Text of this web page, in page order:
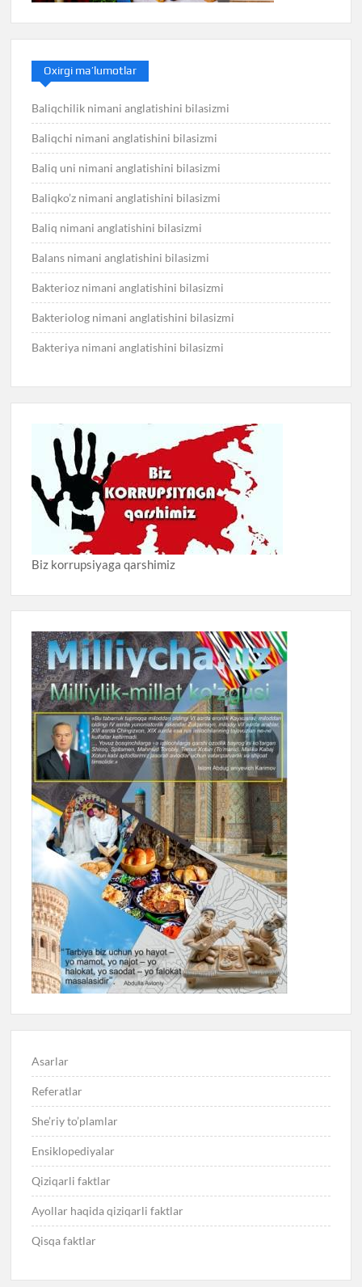
Oxirgi ma’lumotlar
Baliqchilik nimani anglatishini bilasizmi
Baliqchi nimani anglatishini bilasizmi
Baliq uni nimani anglatishini bilasizmi
Baliqko’z nimani anglatishini bilasizmi
Baliq nimani anglatishini bilasizmi
Balans nimani anglatishini bilasizmi
Bakterioz nimani anglatishini bilasizmi
Bakteriolog nimani anglatishini bilasizmi
Bakteriya nimani anglatishini bilasizmi
Biz korrupsiyaga qarshimiz
Asarlar
Referatlar
She’riy to’plamlar
Ensiklopediyalar
Qiziqarli faktlar
Ayollar haqida qiziqarli faktlar
Qisqa faktlar